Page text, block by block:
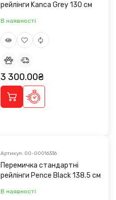
рейлінги Kanca Grey 130 см
В наявності
3 300.00₴
Артикул: 00-00016336
Перемичка стандартні
рейлінги Pence Black 138.5 см
В наявності